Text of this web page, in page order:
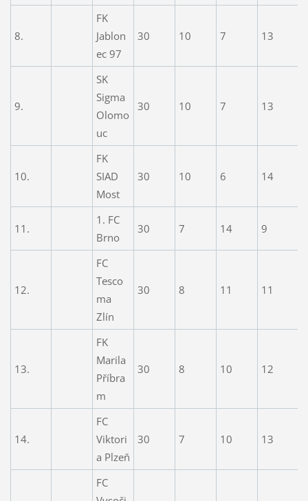
8.
FK
Jablon
ec 97
30 10 7 13
9.
SK
Sigma
Olomo
uc
30 10 7 13
10.
FK
SIAD
Most
30 10 6 14
11.
1. FC
Brno
30 7 14 9
12.
FC
Tesco
ma
Zlín
30 8 11 11
13.
FK
Marila
Příbra
m
30 8 10 12
14.
FC
Viktori
a Plzeň
30 7 10 13
FC